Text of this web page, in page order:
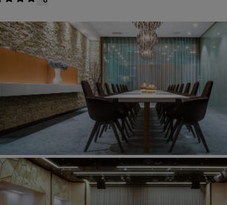
Resorts
Nieuwe
Ontdek